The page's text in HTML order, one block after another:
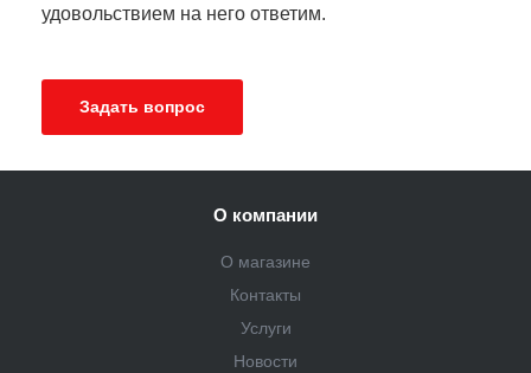
удовольствием на него ответим.
Задать вопрос
О компании
О магазине
Контакты
Услуги
Новости